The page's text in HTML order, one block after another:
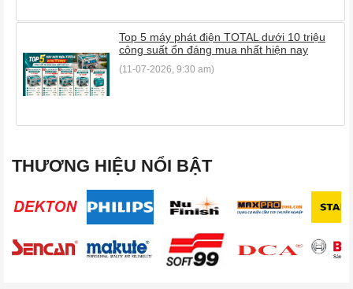
Top 5 máy phát điện TOTAL dưới 10 triệu
công suất ổn đáng mua nhất hiện nay
(11-07-2026, 9:30 am)
THƯƠNG HIỆU NỔI BẬT